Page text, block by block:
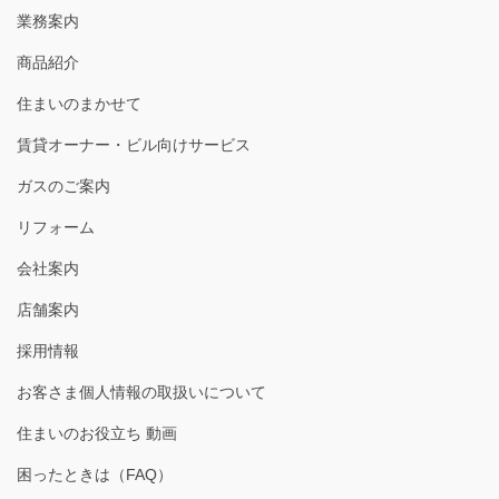
業務案内
商品紹介
住まいのまかせて
賃貸オーナー・ビル向けサービス
ガスのご案内
リフォーム
会社案内
店舗案内
採用情報
お客さま個人情報の取扱いについて
住まいのお役立ち 動画
困ったときは（FAQ）